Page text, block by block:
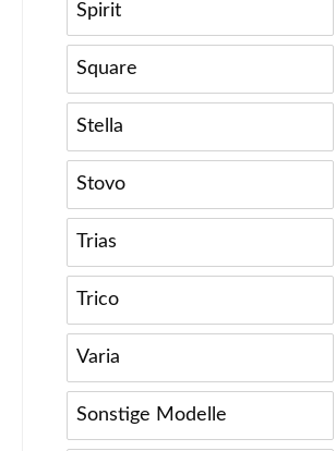
Spirit
Square
Stella
Stovo
Trias
Trico
Varia
Sonstige Modelle